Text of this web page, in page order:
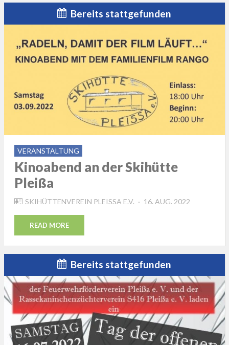
Bereits stattgefunden
VERANSTALTUNG
Kinoabend an der Skihütte
Pleißa
SKIHÜTTENVEREIN PLEISSA E.V.
POSTED
16. AUG. 2022
READ MORE
Bereits stattgefunden